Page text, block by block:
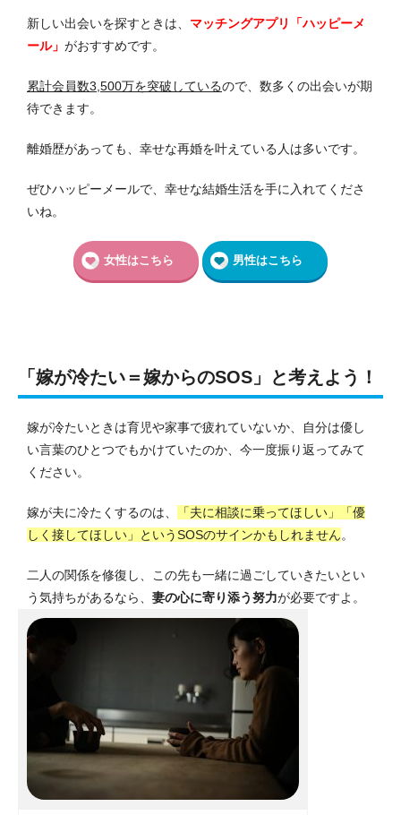
新しい出会いを探すときは、 マッチングアプリ「ハッピーメ
ール」 がおすすめです。
累計会員数3,500万を突破しているので、数多くの出会いが期
待できます。
離婚歴があっても、幸せな再婚を叶えている人は多いです。
ぜひハッピーメールで、幸せな結婚生活を手に入れてくださ
いね。
女性はこちら 男性はこちら
「嫁が冷たい＝嫁からのSOS」と考えよう！
嫁が冷たいときは育児や家事で疲れていないか、自分は優し
い言葉のひとつでもかけていたのか、今一度振り返ってみて
ください。
嫁が夫に冷たくするのは、
「夫に相談に乗ってほしい」「優
しく接してほしい」というSOSのサインかもしれません。
二人の関係を修復し、この先も一緒に過ごしていきたいとい
う気持ちがあるなら、 妻の心に寄り添う努力が必要ですよ。